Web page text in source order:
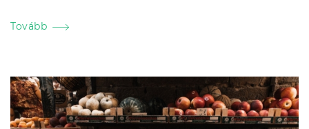
Tovább